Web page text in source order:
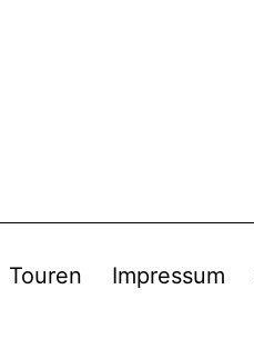
Touren Impressum